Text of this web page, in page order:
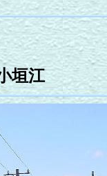
垣江